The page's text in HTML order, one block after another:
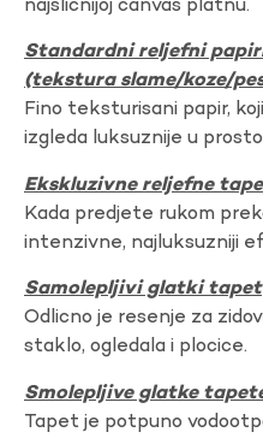
najslicnijoj canvas platnu.
Standardni reljefni
(tekstura slame/koze/
Fino teksturisani papir,
izgleda luksuznije u
Ekskluzivne reljefne
Kada predjete rukom
intenzivne, najluksuzniji
Samolepljivi glatki tapet
Odlicno je resenje za
staklo, ogledala i plocice.
Smolepljive glatke
Tapet je potpuno